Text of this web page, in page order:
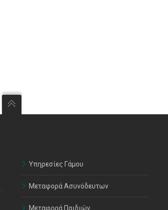
Υπηρεσίες Γάμου
Μεταφορά Ασυνόδευτων
Μεταφορά Παιδιών